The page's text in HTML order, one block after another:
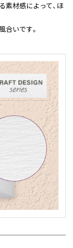
素材感によって、ほ
合いです。